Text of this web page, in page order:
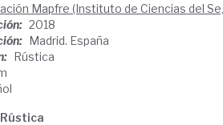
Mapfre (Instituto de Ciencias del
2018
Madrid. España
Rústica